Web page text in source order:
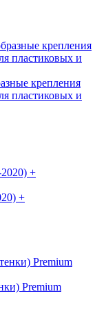
крепления
пластиковых и
+
Premium